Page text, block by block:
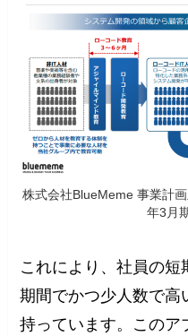
株式会社BlueMeme 事業計
年3月
これにより、社員の
期間でかつ少人数で高
持っています。このア